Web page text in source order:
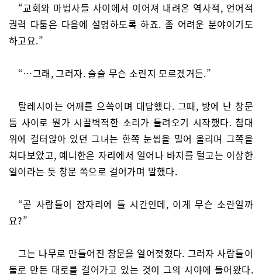
“교회와 마법사들 사이에서 이어져 내려온 역사적, 언어적
권력 다툼은 다음에 설명하도록 하죠. 좀 어려운 분야이기도
하고요.”
“…그래, 그러자. 슬슬 무슨 소린지 모르겠거든.”
탈레시아는 어깨를 으쓱이며 대답했다. 그때, 방에 난 창문
틈 사이로 뭔가 시끌벅적한 소리가 들려오기 시작했다. 침대
위에 걸터앉아 있던 그녀는 한쪽 눈썹을 밀어 올리며 그쪽을
쳐다보았고, 예니한은 자리에서 일어나 바지를 털고는 이상한
일이라는 듯 창문 쪽으로 걸어가며 말했다.
“곧 사람들이 잠자리에 들 시간인데, 이게 무슨 소란일까
요?”
그는 나무로 만들어진 창문을 열어젖혔다. 그러자 사람들이
돌로 만든 대로를 걸어가고 있는 것이 그의 시야에 들어왔다.